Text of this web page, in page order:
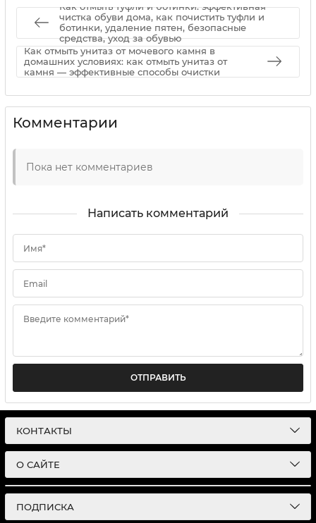
Как отмыть туфли и ботинки: эффективная
чистка обуви дома, как почистить туфли и
ботинки, удаление пятен, безопасные
средства, уход за обувью
Как отмыть унитаз от мочевого камня в
домашних условиях: как отмыть унитаз от
камня — эффективные способы очистки
Комментарии
Пока нет комментариев
Написать комментарий
Имя*
Email
Введите комментарий*
ОТПРАВИТЬ
КОНТАКТЫ
О САЙТЕ
ПОДПИСКА